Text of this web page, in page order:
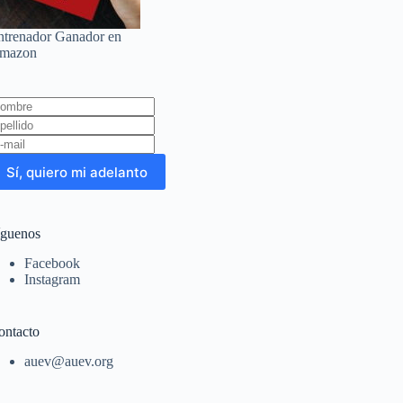
Ganador en
Sí, quiero mi adelanto
Facebook
Instagram
auev@auev.org